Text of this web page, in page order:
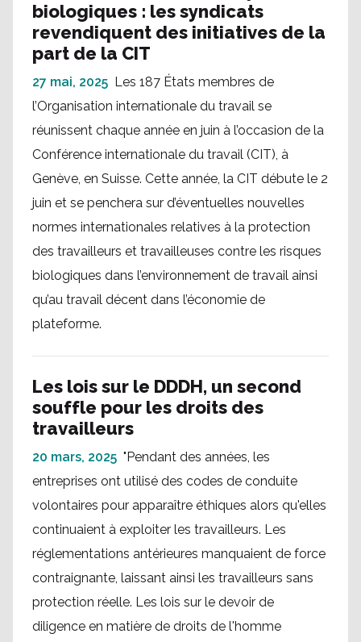
biologiques : les syndicats
revendiquent des initiatives de la
part de la CIT
27 mai, 2025 Les 187 États membres de
l’Organisation internationale du travail se
réunissent chaque année en juin à l’occasion de la
Conférence internationale du travail (CIT), à
Genève, en Suisse. Cette année, la CIT débute le 2
juin et se penchera sur d’éventuelles nouvelles
normes internationales relatives à la protection
des travailleurs et travailleuses contre les risques
biologiques dans l’environnement de travail ainsi
qu’au travail décent dans l’économie de
plateforme.
Les lois sur le DDDH, un second
souffle pour les droits des
travailleurs
20 mars, 2025 "Pendant des années, les
entreprises ont utilisé des codes de conduite
volontaires pour apparaître éthiques alors qu'elles
continuaient à exploiter les travailleurs. Les
réglementations antérieures manquaient de force
contraignante, laissant ainsi les travailleurs sans
protection réelle. Les lois sur le devoir de
diligence en matière de droits de l'homme